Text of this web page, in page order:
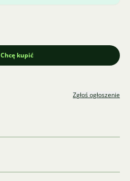
Chcę kupić
Zgłoś ogłoszenie